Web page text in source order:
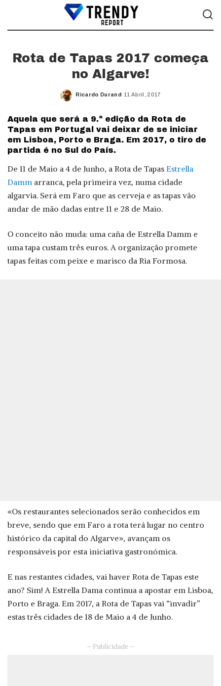
Rota de Tapas 2017 começa
no Algarve!
Posted
Ricardo Durand 11 Abril, 2017
Aquela que será a 9.ª edição da Rota de
Tapas em Portugal vai deixar de se iniciar
em Lisboa, Porto e Braga. Em 2017, o tiro de
partida é no Sul do País.
De 11 de Maio a 4 de Junho, a Rota de Tapas Estrella
Damm arranca, pela primeira vez, numa cidade
algarvia. Será em Faro que as cerveja e as tapas vão
andar de mão dadas entre 11 e 28 de Maio.
O conceito não muda: uma caña de Estrella Damm e
uma tapa custam três euros. A organização promete
tapas feitas com peixe e marisco da Ria Formosa.
«Os restaurantes selecionados serão conhecidos em
breve, sendo que em Faro a rota terá lugar no centro
histórico da capital do Algarve», avançam os
responsáveis por esta iniciativa gastronómica.
E nas restantes cidades, vai haver Rota de Tapas este
ano? Sim! A Estrella Dama continua a apostar em Lisboa,
Porto e Braga. Em 2017, a Rota de Tapas vai “invadir”
estas três cidades de 18 de Maio a 4 de Junho.
– Publicidade –